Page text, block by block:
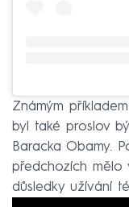
Známým
byl také proslov
Baracka Obamy.
předchozích mělo
důsledky užívání